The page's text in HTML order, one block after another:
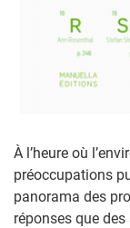
À l’heure où
préoccupations
panorama des
réponses que